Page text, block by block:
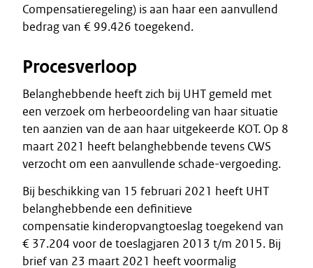
Compensatieregeling) is aan haar een aanvullend
bedrag van € 99.426 toegekend.
Procesverloop
Belanghebbende heeft zich bij UHT gemeld met
een verzoek om herbeoordeling van haar situatie
ten aanzien van de aan haar uitgekeerde KOT. Op 8
maart 2021 heeft belanghebbende tevens CWS
verzocht om een aanvullende schade-vergoeding.
Bij beschikking van 15 februari 2021 heeft UHT
belanghebbende een definitieve
compensatie kinderopvangtoeslag toegekend van
€ 37.204 voor de toeslagjaren 2013 t/m 2015. Bij
brief van 23 maart 2021 heeft voormalig